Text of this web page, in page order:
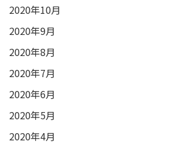
2020年10月
2020年9月
2020年8月
2020年7月
2020年6月
2020年5月
2020年4月